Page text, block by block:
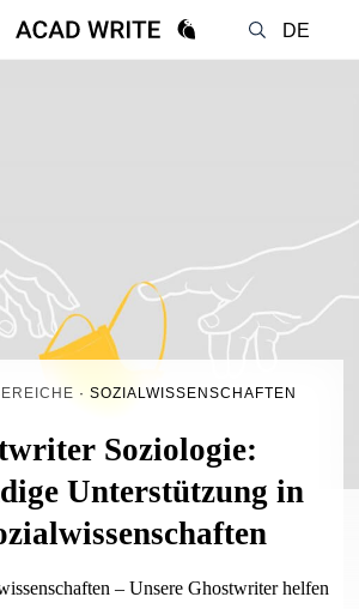
DE
·SOZIALWISSENSCHAFTEN
Soziologie:
Unterstützung in
– Unsere Ghostwriter helfen